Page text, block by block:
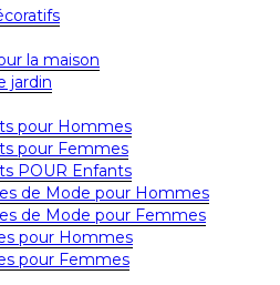
la maison
jardin
pour Hommes
pour Femmes
POUR Enfants
de Mode pour Hommes
de Mode pour Femmes
pour Hommes
pour Femmes